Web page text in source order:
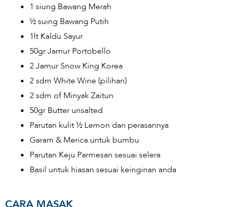
1 siung Bawang Merah
½ suing Bawang Putih
1lt Kaldu Sayur
50gr Jamur Portobello
2 Jamur Snow King Korea
2 sdm White Wine (pilihan)
2 sdm of Minyak Zaitun
50gr Butter unsalted
Parutan kulit ½ Lemon dan perasannya
Garam & Merica untuk bumbu
Parutan Keju Parmesan sesuai selera
Basil untuk hiasan sesuai keinginan anda
CARA MASAK